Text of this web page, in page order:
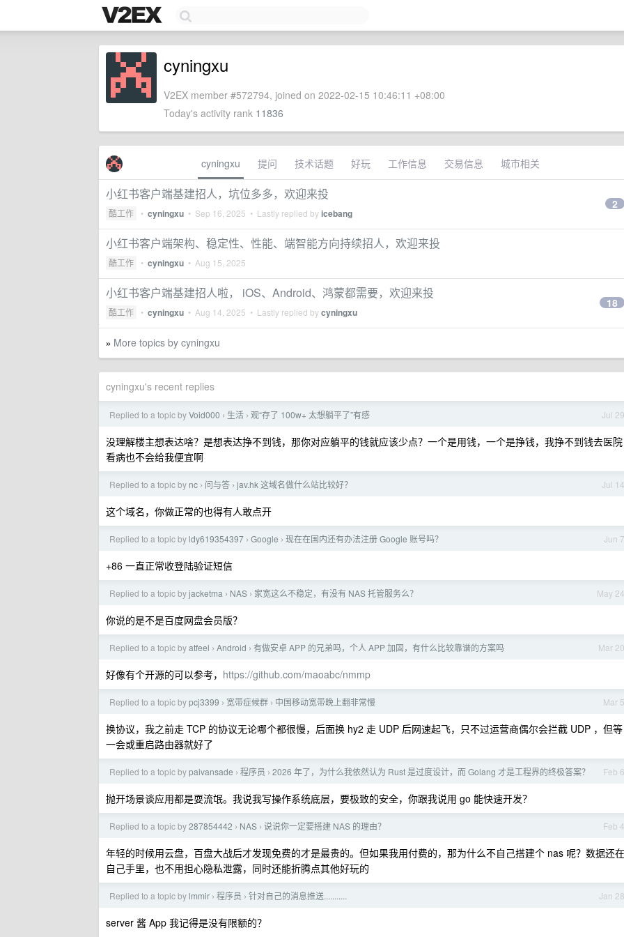
cyningxu
V2EX member #572794, joined on 2022-02-15 10:46:11 +08:00
Today's activity rank 11836
cyningxu 提问 技术话题 好玩 工作信息 交易信息 城市相关
小红书客户端基建招人，坑位多多，欢迎来投
酷工作 • cyningxu • Sep 16, 2025 • Lastly replied byicebang
2
小红书客户端架构、稳定性、性能、端智能方向持续招人，欢迎来投
酷工作 • cyningxu • Aug 15, 2025
小红书客户端基建招人啦， iOS、Android、鸿蒙都需要，欢迎来投
酷工作 • cyningxu • Aug 14, 2025 • Lastly replied bycyningxu
18
» More topics by cyningxu
cyningxu's recent replies
Jul 29
Replied to a topic byVoid000 › 生活 › 观“存了 100w+ 太想躺平了”有感
没理解楼主想表达啥？是想表达挣不到钱，那你对应躺平的钱就应该少点？一个是用钱，一个是挣钱，我挣不到钱去医院
看病也不会给我便宜啊
Jul 14
Replied to a topic by nc › 问与答 › jav.hk 这域名做什么站比较好？
这个域名，你做正常的也得有人敢点开
Jun 7
Replied to a topic by ldy619354397 › Google › 现在在国内还有办法注册 Google 账号吗？
+86 一直正常收登陆验证短信
May 24
Replied to a topic byjacketma › NAS › 家宽这么不稳定，有没有 NAS 托管服务么？
你说的是不是百度网盘会员版？
Mar 20
Replied to a topic byatfeel › Android › 有做安卓 APP 的兄弟吗，个人 APP 加固，有什么比较靠谱的方案吗
好像有个开源的可以参考， https://github.com/maoabc/nmmp
Mar 5
Replied to a topic bypcj3399 › 宽带症候群 › 中国移动宽带晚上翻非常慢
换协议，我之前走 TCP 的协议无论哪个都很慢，后面换 hy2 走 UDP 后网速起飞，只不过运营商偶尔会拦截 UDP ，但等
一会或重启路由器就好了
Feb 6
Replied to a topic bypaivansade › 程序员 › 2026 年了，为什么我依然认为 Rust 是过度设计，而 Golang 才是工程界的终极答案？
抛开场景谈应用都是耍流氓。我说我写操作系统底层，要极致的安全，你跟我说用 go 能快速开发？
Feb 4
Replied to a topic by287854442 › NAS › 说说你一定要搭建 NAS 的理由？
年轻的时候用云盘，百盘大战后才发现免费的才是最贵的。但如果我用付费的，那为什么不自己搭建个 nas 呢？数据还在
自己手里，也不用担心隐私泄露，同时还能折腾点其他好玩的
Jan 28
Replied to a topic by lmmir › 程序员 › 针对自己的消息推送...........
server 酱 App 我记得是没有限额的？